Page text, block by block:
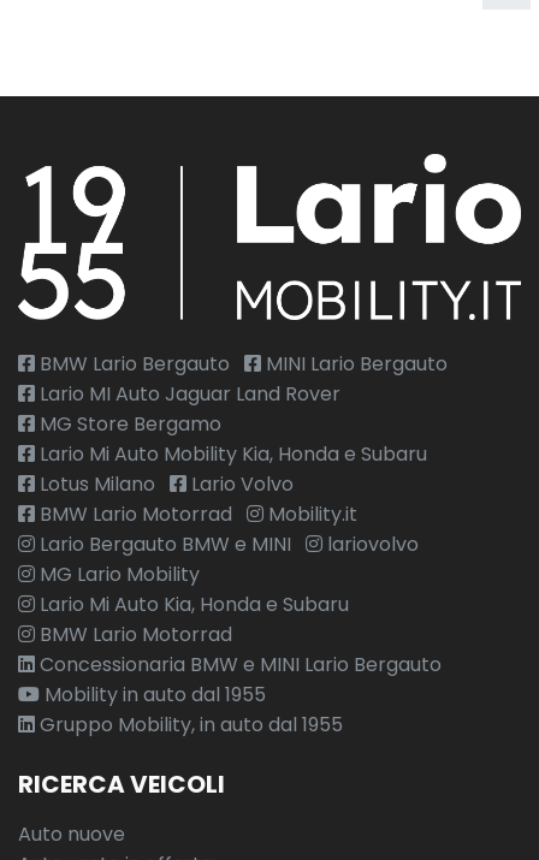
BMW Lario Bergauto
MINI Lario Bergauto
Lario MI Auto Jaguar Land Rover
MG Store Bergamo
Lario Mi Auto Mobility Kia, Honda e Subaru
Lotus Milano
Lario Volvo
BMW Lario Motorrad
Mobility.it
Lario Bergauto BMW e MINI
lariovolvo
MG Lario Mobility
Lario Mi Auto Kia, Honda e Subaru
BMW Lario Motorrad
Concessionaria BMW e MINI Lario Bergauto
Mobility in auto dal 1955
Gruppo Mobility, in auto dal 1955
RICERCA VEICOLI
Auto nuove